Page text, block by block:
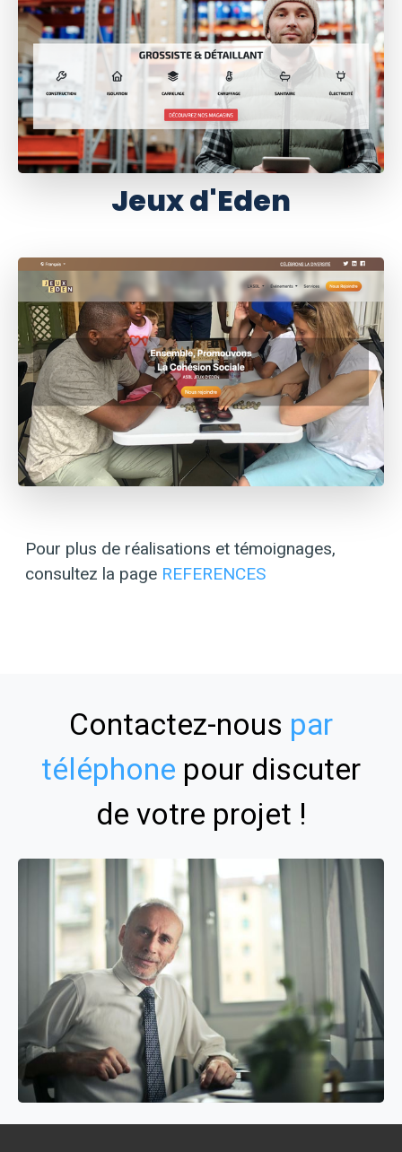
Jeux d'Eden
Pour plus de réalisations et témoignages,
consultez la page REFERENCES
Contactez-nous par
téléphone pour discuter
de votre projet !